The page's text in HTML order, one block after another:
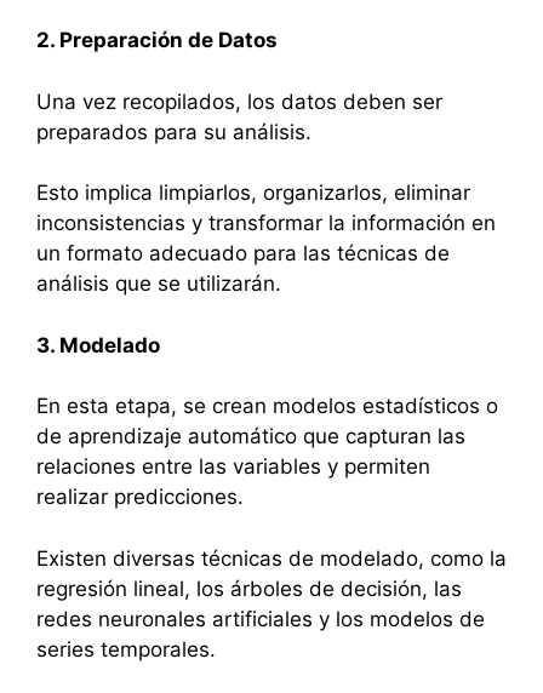
2. Preparación de Datos
Una vez recopilados, los datos deben ser
preparados para su análisis.
Esto implica limpiarlos, organizarlos, eliminar
inconsistencias y transformar la información en
un formato adecuado para las técnicas de
análisis que se utilizarán.
3. Modelado
En esta etapa, se crean modelos estadísticos o
de aprendizaje automático que capturan las
relaciones entre las variables y permiten
realizar predicciones.
Existen diversas técnicas de modelado, como la
regresión lineal, los árboles de decisión, las
redes neuronales artificiales y los modelos de
series temporales.